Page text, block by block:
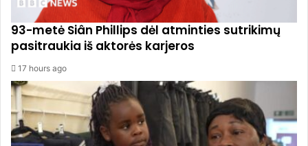
93-metė Siân Phillips dėl atminties sutrikimų
pasitraukia iš aktorės karjeros
17 hours ago